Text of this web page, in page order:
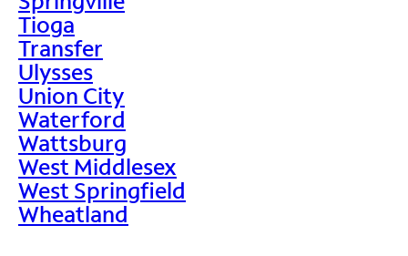
Tioga
Transfer
Ulysses
Union City
Waterford
Wattsburg
West Middlesex
West Springfield
Wheatland